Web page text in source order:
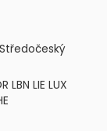
LBN LIE LUX